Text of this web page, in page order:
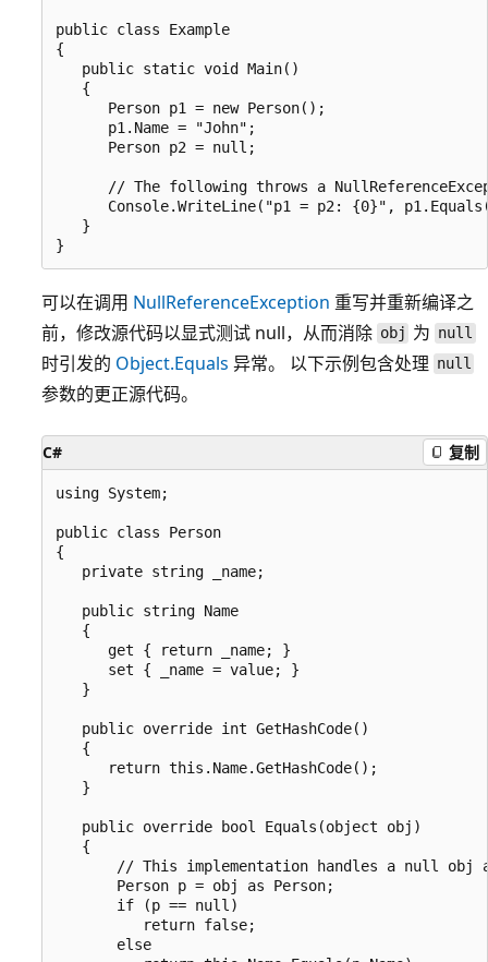
public class Example
{
   public static void Main()
   {
      Person p1 = new Person();
      p1.Name = "John";
      Person p2 = null;
// The following throws a
Console.WriteLine("p1 = p2: {0}",
   }
可以在调用 NullReferenceException 重写并重新编译之
前，修改源代码以显式测试 null，从而消除 obj 为 null
时引发的 Object.Equals 异常。 以下示例包含处理 null
参数的更正源代码。
C# 复制
using System;
public class Person
{
   private string _name;
   public string Name
   {
      get { return _name; }
      set { _name = value; }
   }
   public override int GetHashCode()
   {
      return this.Name.GetHashCode();
   }
   public override bool Equals(object obj)
   {
// This implementation handles a null obj
       Person p = obj as Person;
       if (p == null)
          return false;
       else